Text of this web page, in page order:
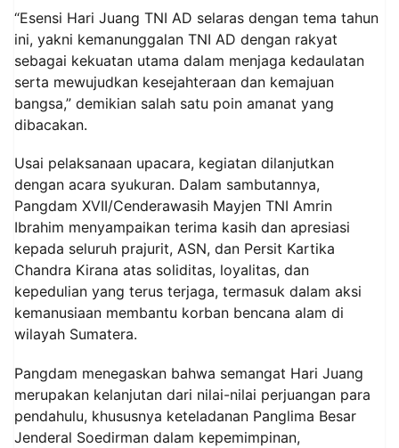
“Esensi Hari Juang TNI AD selaras dengan tema tahun
ini, yakni kemanunggalan TNI AD dengan rakyat
sebagai kekuatan utama dalam menjaga kedaulatan
serta mewujudkan kesejahteraan dan kemajuan
bangsa,” demikian salah satu poin amanat yang
dibacakan.
Usai pelaksanaan upacara, kegiatan dilanjutkan
dengan acara syukuran. Dalam sambutannya,
Pangdam XVII/Cenderawasih Mayjen TNI Amrin
Ibrahim menyampaikan terima kasih dan apresiasi
kepada seluruh prajurit, ASN, dan Persit Kartika
Chandra Kirana atas soliditas, loyalitas, dan
kepedulian yang terus terjaga, termasuk dalam aksi
kemanusiaan membantu korban bencana alam di
wilayah Sumatera.
Pangdam menegaskan bahwa semangat Hari Juang
merupakan kelanjutan dari nilai-nilai perjuangan para
pendahulu, khususnya keteladanan Panglima Besar
Jenderal Soedirman dalam kepemimpinan,